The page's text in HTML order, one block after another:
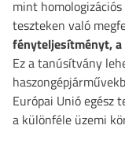
mint
teszteken való
fényteljesítményt,
Ez a tanúsítvány
Európai Unió egész
a különféle üzemi